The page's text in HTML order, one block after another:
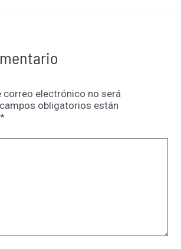
correo electrónico no será
obligatorios están
*